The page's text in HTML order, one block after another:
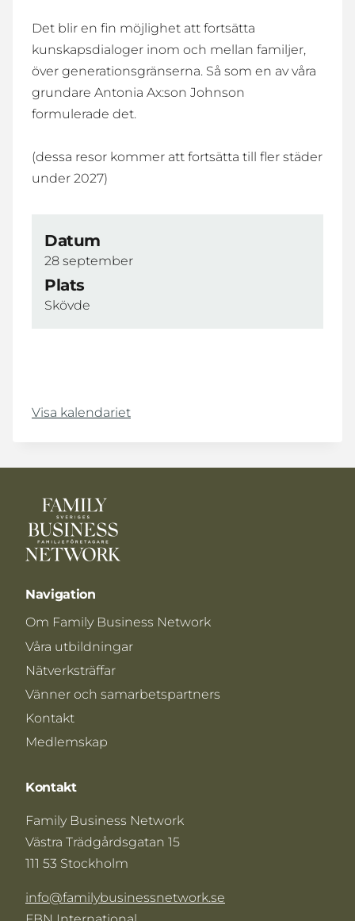
Det blir en fin möjlighet att fortsätta
kunskapsdialoger inom och mellan familjer,
över generationsgränserna. Så som en av våra
grundare Antonia Ax:son Johnson
formulerade det.
(dessa resor kommer att fortsätta till fler städer
under 2027)
Datum
28 september
Plats
Skövde
Visa kalendariet
Navigation
Om Family Business Network
Våra utbildningar
Nätverksträffar
Vänner och samarbetspartners
Kontakt
Medlemskap
Kontakt
Family Business Network
Västra Trädgårdsgatan 15
111 53 Stockholm
info@familybusinessnetwork.se